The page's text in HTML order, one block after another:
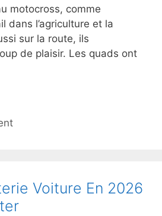
motocross, comme
dans l’agriculture et la
sur la route, ils
de plaisir. Les quads ont
Voiture En 2026